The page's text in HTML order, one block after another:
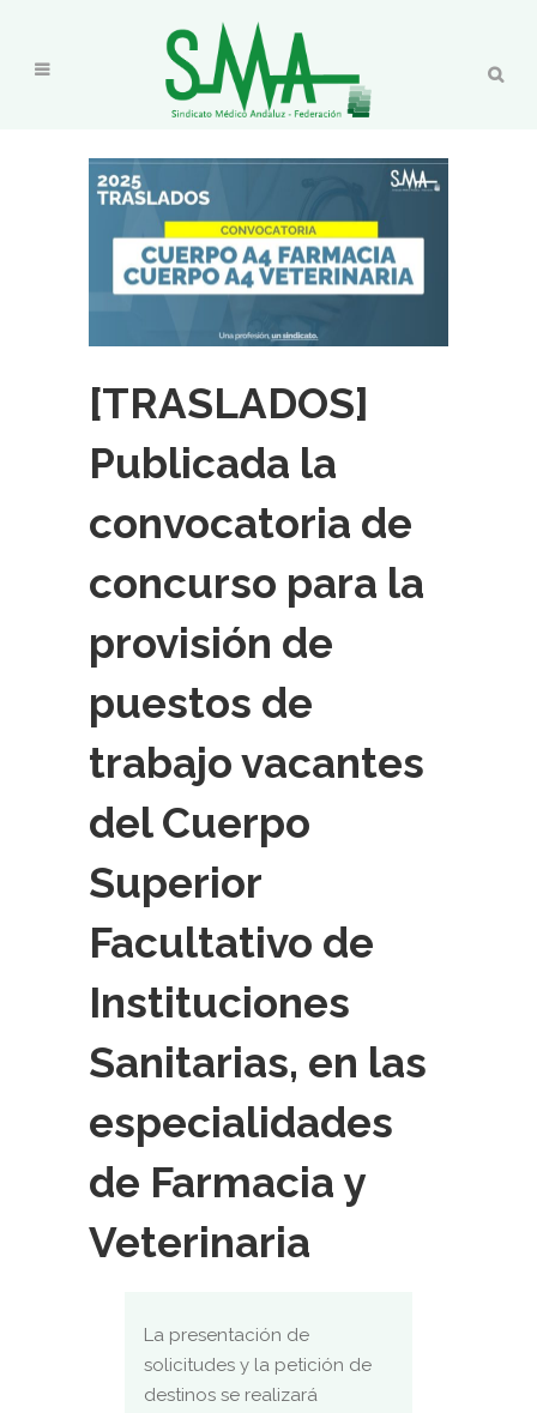
[TRASLADOS]
Publicada la
convocatoria de
concurso para la
provisión de
puestos de
trabajo vacantes
del Cuerpo
Superior
Facultativo de
Instituciones
Sanitarias, en las
especialidades
de Farmacia y
Veterinaria
La presentación de
solicitudes y la petición de
destinos se realizará